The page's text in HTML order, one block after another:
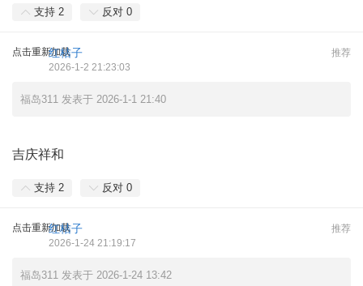
支持 2 反对 0
点击重新加载 推荐
红桔子
2026-1-2 21:23:03
福岛311 发表于 2026-1-1 21:40
吉庆祥和
支持 2 反对 0
点击重新加载 推荐
红桔子
2026-1-24 21:19:17
福岛311 发表于 2026-1-24 13:42